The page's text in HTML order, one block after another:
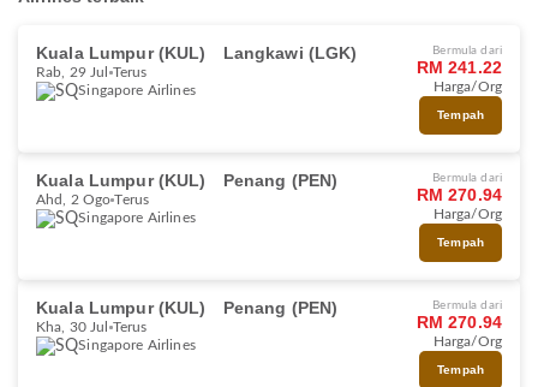
Kuala Lumpur (KUL) Langkawi (LGK)
Rab, 29 Jul
Terus
Singapore Airlines
Bermula dari
RM 241.22
Harga/Org
Tempah
Kuala Lumpur (KUL) Penang (PEN)
Ahd, 2 Ogo Terus
Singapore Airlines
Bermula dari
RM 270.94
Harga/Org
Tempah
Kuala Lumpur (KUL) Penang (PEN)
Kha, 30 Jul
Terus
Singapore Airlines
Bermula dari
RM 270.94
Harga/Org
Tempah